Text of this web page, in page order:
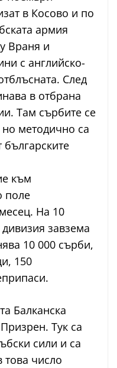
в Косово и по
армия
Враня и
с английско-
След
в отбрана
Там сърбите се
методично са
към
поле
На 10
завзема
10 000 сърби,
150
Балканска
Тук са
сили и са
това число